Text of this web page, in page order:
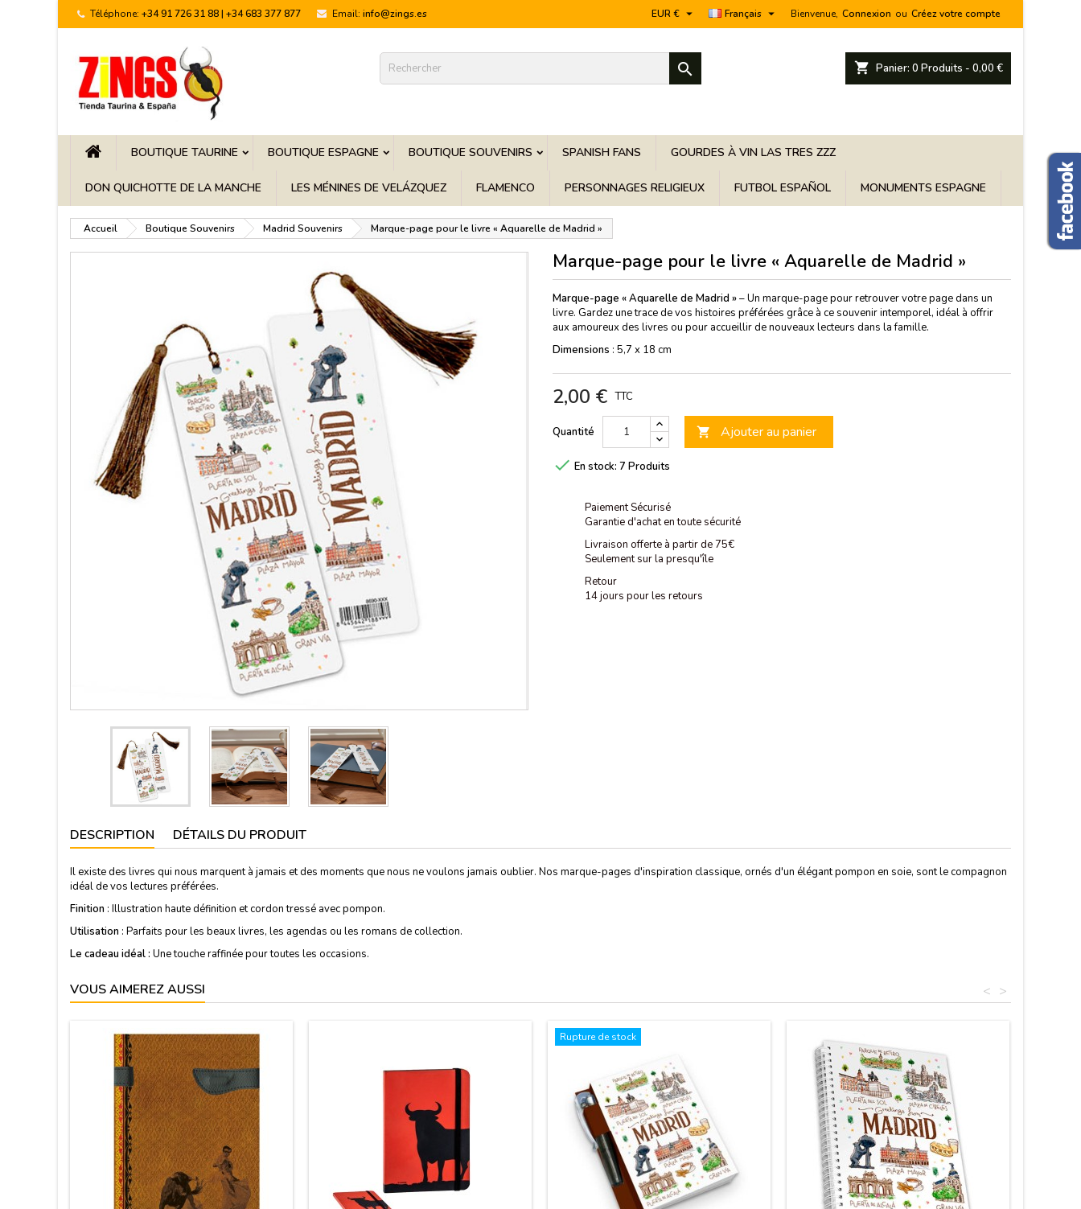
Téléphone: +34 91 726 31 88 | +34 683 377 877 Email: info@zings.es Bienvenue, Connexion ou Créez votre compte
Français 
EUR € 
shopping_cart Panier: 0 Produits - 0,00 €

BOUTIQUE TAURINE BOUTIQUE ESPAGNE BOUTIQUE SOUVENIRS SPANISH FANS GOURDES À VIN LAS TRES ZZZ
DON QUICHOTTE DE LA MANCHE LES MÉNINES DE VELÁZQUEZ FLAMENCO PERSONNAGES RELIGIEUX FUTBOL ESPAÑOL MONUMENTS ESPAGNE
Accueil Boutique Souvenirs Madrid Souvenirs Marque-page pour le livre « Aquarelle de Madrid »
Marque-page pour le livre « Aquarelle de Madrid »
Marque-page « Aquarelle de Madrid »– Un marque-page pour retrouver votre page dans un
livre. Gardez une trace de vos histoires préférées grâce à ce souvenir intemporel, idéal à offrir
aux amoureux des livres ou pour accueillir de nouveaux lecteurs dans la famille.
Dimensions : 5,7 x 18 cm
2,00 € TTC
Quantité  Ajouter au panier
 En stock: 7 Produits
Paiement Sécurisé
Garantie d'achat en toute sécurité
Livraison offerte à partir de 75€
Seulement sur la presqu'île
Retour
14 jours pour les retours
DESCRIPTION DÉTAILS DU PRODUIT
Il existe des livres qui nous marquent à jamais et des moments que nous ne voulons jamais oublier. Nos marque-pages d'inspiration classique, ornés d'un élégant pompon en soie, sont le compagnon
idéal de vos lectures préférées.
Finition : Illustration haute définition et cordon tressé avec pompon.
Utilisation : Parfaits pour les beaux livres, les agendas ou les romans de collection.
Le cadeau idéal : Une touche raffinée pour toutes les occasions.
VOUS AIMEREZ AUSSI >
<
Rupture de stock